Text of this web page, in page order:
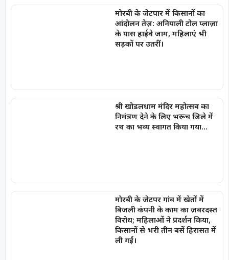
मोरबी के जेटपार में किसानों का
आंदोलन तेज़: अनियाली टोल प्लाज़ा
के पास हाईवे जाम, महिलाएं भी
सड़कों पर उतरीं।
श्री खोडलधाम मंदिर महोत्सव का
निमंत्रण देने के लिए भरूच जिले में
रथ का भव्य स्वागत किया गया…
मोरबी के जेटपर गांव में खेतों में
बिजली कंपनी के काम का ज़बरदस्त
विरोध; महिलाओं ने प्रदर्शन किया,
किसानों से भरी तीन बसें हिरासत में
ली गईं।